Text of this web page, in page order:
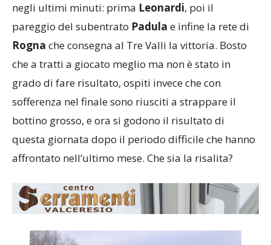
negli ultimi minuti: prima Leonardi, poi il
pareggio del subentrato Padula e infine la rete di
Rogna che consegna al Tre Valli la vittoria. Bosto
che a tratti a giocato meglio ma non è stato in
grado di fare risultato, ospiti invece che con
sofferenza nel finale sono riusciti a strappare il
bottino grosso, e ora si godono il risultato di
questa giornata dopo il periodo difficile che hanno
affrontato nell’ultimo mese. Che sia la risalita?